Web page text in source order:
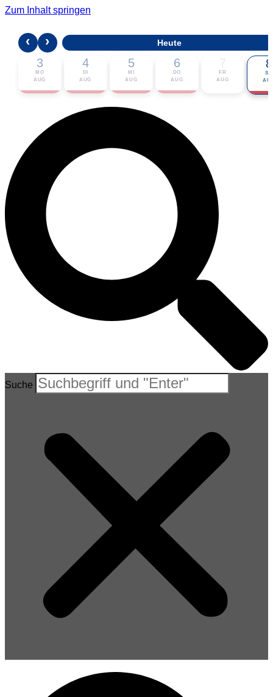
Zum Inhalt springen
🎟 Karten bestellen
‹ › Heute
3
MO
AUG
4
DI
AUG
5
MI
AUG
6
DO
AUG
FR
AUG
8
SA
Suche